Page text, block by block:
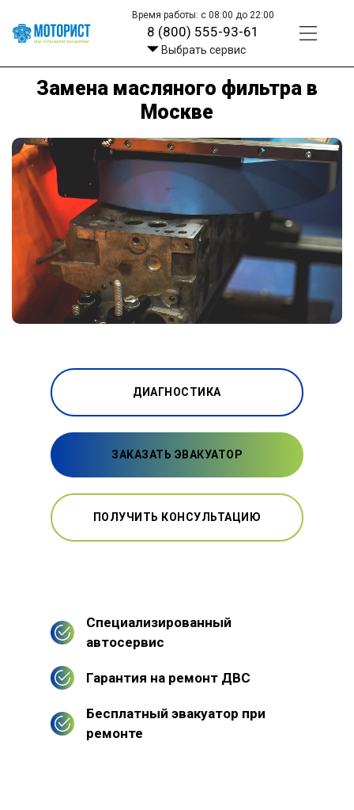
Время работы: с 08:00 до 22:00
8 (800) 555-93-61
Выбрать сервис
Замена масляного фильтра в
Москве
ДИАГНОСТИКА
ЗАКАЗАТЬ ЭВАКУАТОР
ПОЛУЧИТЬ КОНСУЛЬТАЦИЮ
Специализированный
автосервис
Гарантия на ремонт ДВС
Бесплатный эвакуатор при
ремонте